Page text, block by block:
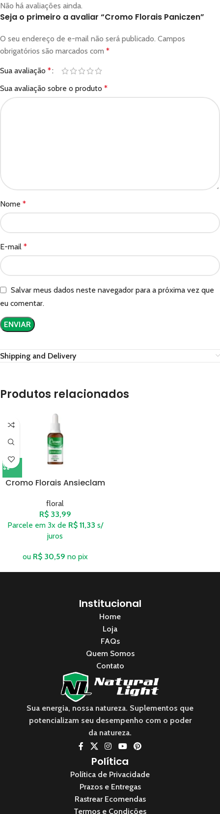
Não há avaliações ainda.
Seja o primeiro a avaliar “Cromo Florais Paniczen”
O seu endereço de e-mail não será publicado. Campos
obrigatórios são marcados com *
Sua avaliação *
Sua avaliação sobre o produto *
Nome *
E-mail *
Salvar meus dados neste navegador para a próxima vez que
eu comentar.
Shipping and Delivery
Produtos relacionados
Cromo Florais Ansieclam
floral
R$33,99
Parcele em 3x de R$11,33 s/
juros
ou R$30,59 no pix
Institucional
Home
Loja
FAQs
Quem Somos
Contato
Sua energia, nossa natureza. Suplementos que
potencializam seu desempenho com o poder
da natureza.
Política
Política de Privacidade
Prazos e Entregas
Rastrear Ecomendas
Termos e Condições